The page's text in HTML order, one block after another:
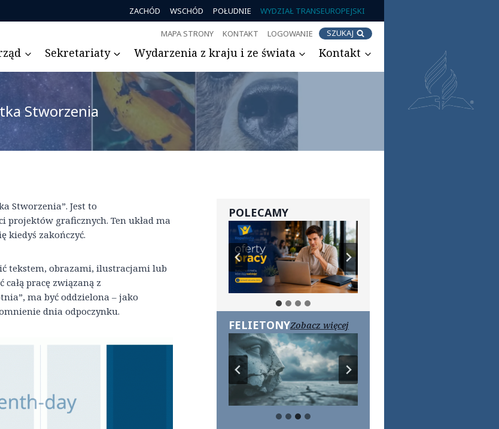
ZACHÓD WSCHÓD POŁUDNIE WYDZIAŁ TRANSEUROPEJSKI
MAPA STRONY KONTAKT LOGOWANIE SZUKAJ
Sekretariaty Wydarzenia z kraju i ze świata Kontakt
Stworzenia
Stworzenia”. Jest to
graficznych. Ten układ ma
kiedyś zakończyć.
tekstem, obrazami, ilustracjami lub
pracę związaną z
ma być oddzielona – jako
dnia odpoczynku.
POLECAMY
FELIETONYZobacz więcej